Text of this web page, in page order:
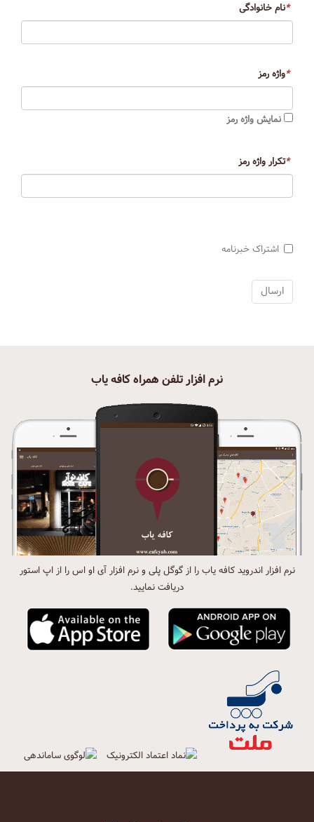
*نام خانوادگی
*واژه رمز
نمایش واژه رمز
*تکرار واژه رمز
اشتراک خبرنامه
نرم افزار تلفن همراه کافه یاب
نرم افزار اندروید کافه یاب را از گوگل پلی و نرم افزار آی او اس را از اپ استور
دریافت نمایید.